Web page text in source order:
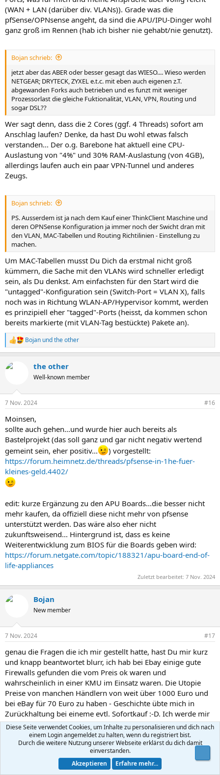
(WAN + LAN (darüber div. VLANs)). Grade was die
pfSense/OPNsense angeht, da sind die APU/IPU-Dinger wohl
ganz groß im Rennen (hab ich bisher nie gehabt/nie genutzt).
Bojan schrieb:
jetzt aber das ABER oder besser gesagt das WIESO.... Wieso werden
NETGEAR; DRYTECK, ZYXEL e.t.c. mit eben auch eigenen z.T.
abgewanden Forks auch betrieben und es funzt mit weniger
Prozessorlast die gleiche Fuktionalität, VLAN, VPN, Routing und
sogar DSL??
Wer sagt denn, dass die 2 Cores (ggf. 4 Threads) sofort am
Anschlag laufen? Denke, da hast Du wohl etwas falsch
verstanden... Der o.g. Barebone hat aktuell eine CPU-
Auslastung von "4%" und 30% RAM-Auslastung (von 4GB),
allerdings laufen auch ein paar VPN-Tunnel und anderes
Zeugs.
Bojan schrieb:
PS. Ausserdem ist ja nach dem Kauf einer ThinkClient Maschine und
deren OPNSense Konfiguration ja immer noch der Swicht dran mit
den VLAN, MAC-Tabellen und Routing Richtilinien - Einstellung zu
machen.
Um MAC-Tabellen musst Du Dich da erstmal nicht groß
kümmern, die Sache mit den VLANs wird schneller erledigt
sein, als Du denkst. Am einfachsten für den Start wird die
"untagged"-Konfiguration sein (Switch-Port = VLAN X), falls
noch was in Richtung WLAN-AP/Hypervisor kommt, werden
es prinzipiell eher "tagged"-Ports (heisst, da kommen schon
bereits markierte (mit VLAN-Tag bestückte) Pakete an).
R
e
k
e
:
Bojan undthe other
the other
Well-known member
7 Nov. 2024 #16
Moinsen,
sollte auch gehen...und wurde hier auch bereits als
Bastelprojekt (das soll ganz und gar nicht negativ wertend
gemeint sein, eher positiv...
) vorgestellt:
https://forum.heimnetz.de/threads/pfsense-in-1he-fuer-
kleines-geld.4402/
edit: kurze Ergänzung zu den APU Boards...die besser nicht
mehr kaufen, da offiziell diese nicht mehr von pfsense
unterstützt werden. Das wäre also eher nicht
zukunftsweisend... Hintergrund ist, dass es keine
Weiterentwicklung zum BIOS für die Boards geben wird:
https://forum.netgate.com/topic/188321/apu-board-end-of-
life-appliances
Zuletzt bearbeitet: 7 Nov. 2024
Bojan
New member
7 Nov. 2024 #17
genau die Fragen die ich mir gestellt hatte, hast Du mir kurz
und knapp beantwortet blurr, ich hab bei Ebay einige gute
Firewalls gefunden die vom Preis ok waren und
wahrscheinlich in einer KMU im Einsatz waren. Die Utopie
Preise von manchen Händlern von weit über 1000 Euro und
bei eBay für 70 Euro zu haben - Geschichte übte mich in
Zurückhaltung bei eineme evtl. Sofortkauf :-D. Ich werde mir
noch ein wenig hierzu Gedanken machen, noch mehr
dazulernen und mir am WE erstmal OPNSense auf einen alten
Lap installieren um erste Gehversuche zu machen um meinen
echten Bedarf erstmal zu ermitteln, denn das Thema habe ich
deutlich unterschätzt, das ist so als wenn einer zu dir kommt
Diese Seite verwendet Cookies, um Inhalte zu personalisieren und dich nach
einem Login angemeldet zu halten, wenn du registriert bist.
Durch die weitere Nutzung unserer Webseite erklärst du dich damit
einverstanden.
Akzeptieren
Erfahre mehr...